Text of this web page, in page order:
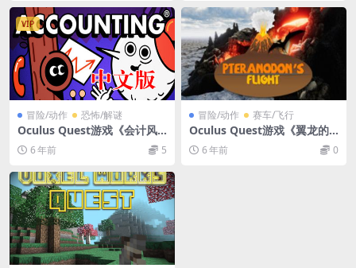
VIP
冒险/动作 恐怖/解谜
Oculus Quest游戏《会计风
云》Accounting+VR游戏下
载 6 年前 5
冒险/动作 赛车/飞行
Oculus Quest游戏《翼龙的
飞行：飞行恐龙游戏VR》Pter
anodon’s Flight: The Flying
6 年前 0